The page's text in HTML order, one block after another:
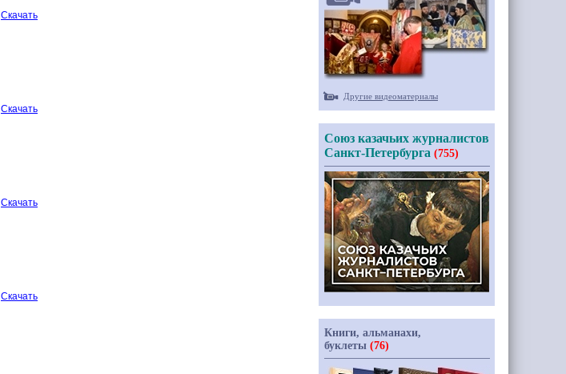
Скачать
Скачать
Скачать
Скачать
Другие видеоматериалы
Союз казачьих журналистов
Санкт-Петербурга (755)
Книги, альманахи,
буклеты (76)